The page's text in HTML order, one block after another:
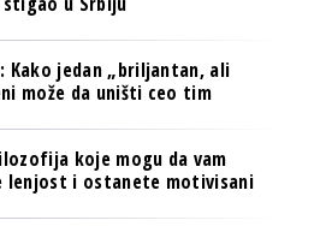
Kako jedan „briljantan, ali
može da uništi ceo tim
koje mogu da vam
lenjost i ostanete motivisani